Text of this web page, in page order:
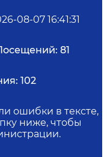
08-07 16:41:31
81
102
ошибки в тексте,
ниже, чтобы